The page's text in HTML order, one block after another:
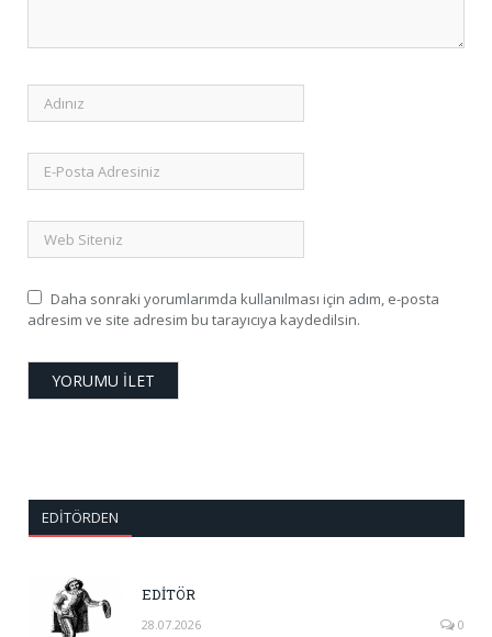
Daha sonraki yorumlarımda kullanılması için adım, e-posta
adresim ve site adresim bu tarayıcıya kaydedilsin.
EDITÖRDEN
EDİTÖR
28.07.2026 0